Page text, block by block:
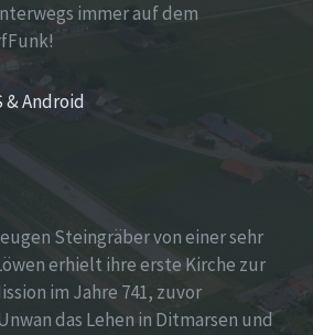
immer auf dem
Android
Steingräber von einer sehr
erhielt ihre erste Kirche zur
im Jahre 741, zuvor
das Lehen in Ditmarsen und